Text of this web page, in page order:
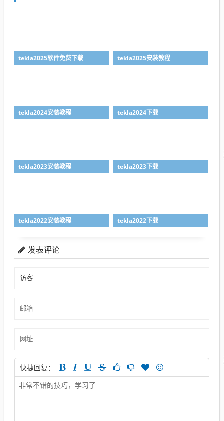
tekla2025软件免费下载 tekla2025安装教程
tekla2024安装教程 tekla2024下载
tekla2023安装教程 tekla2023下载
tekla2022安装教程 tekla2022下载
发表评论
快捷回复：